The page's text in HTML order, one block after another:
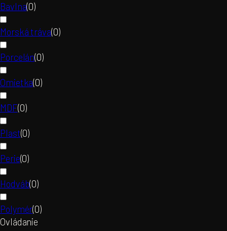
Bavlna(0)
Morská tráva(0)
Porcelán(0)
Omietka(0)
MDF(0)
Plast(0)
Perie(0)
Hodváb(0)
Polymér(0)
Ovládanie